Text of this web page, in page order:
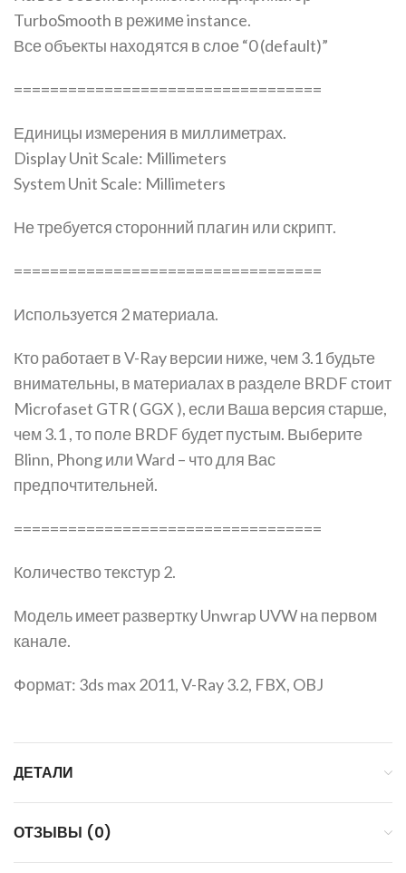
TurboSmooth в режиме instance.
Все объекты находятся в слое “0 (default)”
==================================
Единицы измерения в миллиметрах.
Display Unit Scale: Millimeters
System Unit Scale: Millimeters
Не требуется сторонний плагин или скрипт.
==================================
Используется 2 материала.
Кто работает в V-Ray версии ниже, чем 3.1 будьте
внимательны, в материалах в разделе BRDF стоит
Microfaset GTR ( GGX ), если Ваша версия старше,
чем 3.1 , то поле BRDF будет пустым. Выберите
Blinn, Phong или Ward – что для Вас
предпочтительней.
==================================
Количество текстур 2.
Модель имеет развертку Unwrap UVW на первом
канале.
Формат: 3ds max 2011, V-Ray 3.2, FBX, OBJ
ДЕТАЛИ
ОТЗЫВЫ (0)